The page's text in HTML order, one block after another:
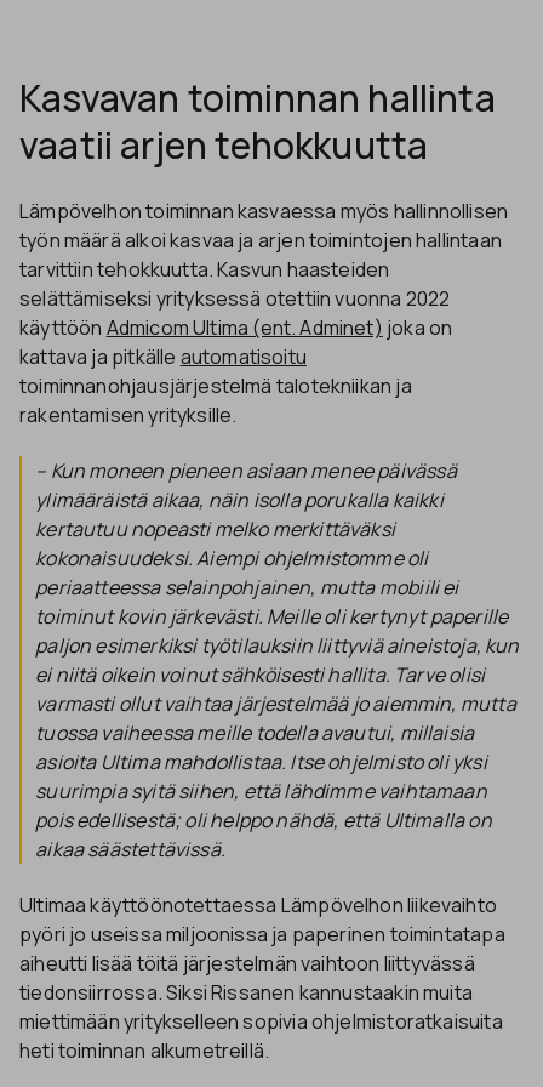
Kasvavan toiminnan hallinta
vaatii arjen tehokkuutta
Lämpövelhon toiminnan kasvaessa myös hallinnollisen
työn määrä alkoi kasvaa ja arjen toimintojen hallintaan
tarvittiin tehokkuutta. Kasvun haasteiden
selättämiseksi yrityksessä otettiin vuonna 2022
käyttöön Admicom Ultima (ent. Adminet) joka on
kattava ja pitkälle automatisoitu
toiminnanohjausjärjestelmä talotekniikan ja
rakentamisen yrityksille.
– Kun moneen pieneen asiaan menee päivässä
ylimääräistä aikaa, näin isolla porukalla kaikki
kertautuu nopeasti melko merkittäväksi
kokonaisuudeksi. Aiempi ohjelmistomme oli
periaatteessa selainpohjainen, mutta mobiili ei
toiminut kovin järkevästi. Meille oli kertynyt paperille
paljon esimerkiksi työtilauksiin liittyviä aineistoja, kun
ei niitä oikein voinut sähköisesti hallita. Tarve olisi
varmasti ollut vaihtaa järjestelmää jo aiemmin, mutta
tuossa vaiheessa meille todella avautui, millaisia
asioita Ultima mahdollistaa. Itse ohjelmisto oli yksi
suurimpia syitä siihen, että lähdimme vaihtamaan
pois edellisestä; oli helppo nähdä, että Ultimalla on
aikaa säästettävissä.
Ultimaa käyttöönotettaessa Lämpövelhon liikevaihto
pyöri jo useissa miljoonissa ja paperinen toimintatapa
aiheutti lisää töitä järjestelmän vaihtoon liittyvässä
tiedonsiirrossa. Siksi Rissanen kannustaakin muita
miettimään yritykselleen sopivia ohjelmistoratkaisuita
heti toiminnan alkumetreillä.